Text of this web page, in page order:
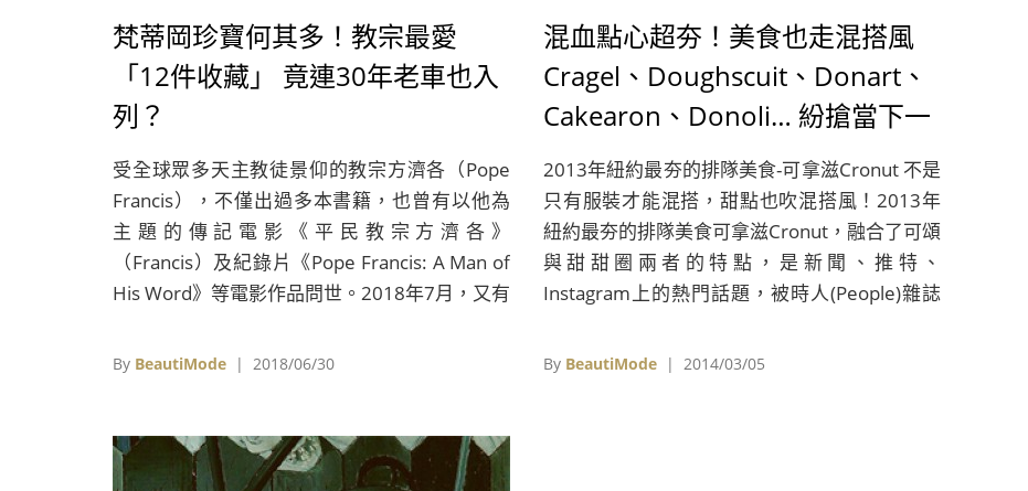
梵蒂岡珍寶何其多！教宗最愛
「12件收藏」 竟連30年老車也入
列？
受全球眾多天主教徒景仰的教宗方濟各（Pope
Francis），不僅出過多本書籍，也曾有以他為
主題的傳記電影《平民教宗方濟各》
（Francis）及紀錄片《Pope Francis: A Man of
His Word》等電影作品問世。2018年7月，又有
By BeautiMode | 2018/06/30
混血點心超夯！美食也走混搭風
Cragel、Doughscuit、Donart、
Cakearon、Donoli… 紛搶當下一
個Cronut
2013年紐約最夯的排隊美食-可拿滋Cronut 不是
只有服裝才能混搭，甜點也吹混搭風！2013年
紐約最夯的排隊美食可拿滋Cronut，融合了可頌
與甜甜圈兩者的特點，是新聞、推特、
Instagram上的熱門話題，被時人(People)雜誌
寶誕生並列為2013年度13大話題。 紐約客們不
By BeautiMode | 2014/03/05